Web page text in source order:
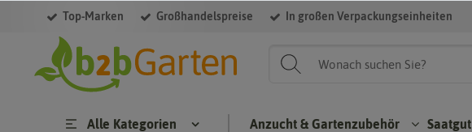
Top-Marken Großhandelspreise In großen Verpackungseinheiten
Alle Kategorien Anzucht & Gartenzubehör Saatgut